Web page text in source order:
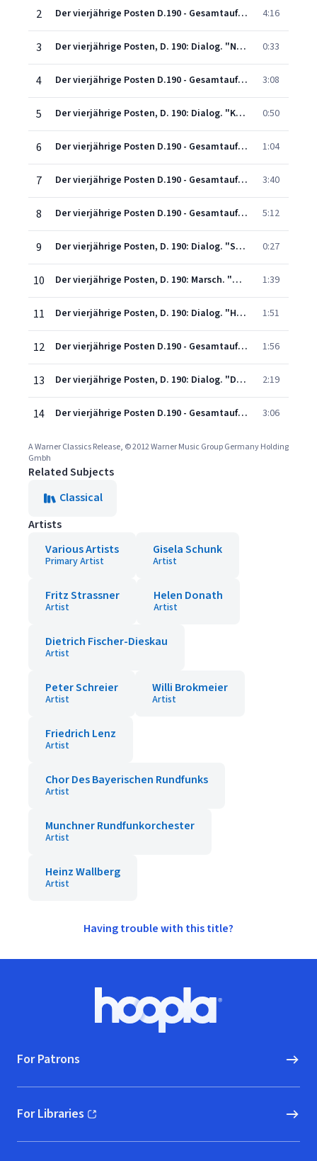
2 Der vierjährige Posten D.190 - Gesamtaufnahme (1996 - Remaster): Nr.1 Heiter strahlt der neue Morgen (Käthchen-Duval-Walther-Chor) 4:16
3 Der vierjährige Posten, D. 190: Dialog. "Nun sind es vier Jahre schon" (Käthchen, Duval) 0:33
4 Der vierjährige Posten D.190 - Gesamtaufnahme (1996 - Remaster): Nr.2 Du guter Heinrich! Du süßes Kind (Käthchen-Duval) 3:08
5 Der vierjährige Posten, D. 190: Dialog. "Kinder, erschreckt nicht!" (Walther, Käthchen, Duval) 0:50
6 Der vierjährige Posten D.190 - Gesamtaufnahme (1996 - Remaster): Nr.3 Mag dich die Hoffnung nicht betrügen (Käthchen-Duval-Walther) 1:04
7 Der vierjährige Posten D.190 - Gesamtaufnahme (1996 - Remaster): Nr.4 Freund, eilet euch zu retten! (Käthchen-Duval-Veit-Walther) 3:40
8 Der vierjährige Posten D.190 - Gesamtaufnahme (1996 - Remaster): Nr.5 Gott! Gott! Höre meine Stimme (Käthchen) 5:12
9 Der vierjährige Posten, D. 190: Dialog. "Sieh', liebes Weib" (Duval, Käthchen) 0:27
10 Der vierjährige Posten, D. 190: Marsch. "Horch, sie kommen!" - Soldatenchor. "Lustig in den Kampf" (Duval, Käthchen, Chorus) 1:39
11 Der vierjährige Posten, D. 190: Dialog. "Halt! Hier ist das Nachtquartier" (Hauptmann, Soldaten, Duval) 1:51
12 Der vierjährige Posten D.190 - Gesamtaufnahme (1996 - Remaster): Nr.7 Um Gotteswillen, er ist verloren! (Käthchen-Hauptmann-Duval-Walther-Veit-Chor) 1:56
13 Der vierjährige Posten, D. 190: Dialog. "Der General!" (Duval, Käthchen, Walther, Veit, Hauptmann, General, Soldaten) 2:19
14 Der vierjährige Posten D.190 - Gesamtaufnahme (1996 - Remaster): Nr.8 Schöne Stunde, die uns blendet! (Käthchen-Alt-Duval-Veit-Walther-Chor) 3:06
A Warner Classics Release, © 2012 Warner Music Group Germany Holding
Gmbh
Related Subjects
Classical
Artists
Various Artists
Primary Artist
Gisela Schunk
Artist
Fritz Strassner
Artist
Helen Donath
Artist
Dietrich Fischer-Dieskau
Artist
Peter Schreier
Artist
Willi Brokmeier
Artist
Friedrich Lenz
Artist
Chor Des Bayerischen Rundfunks
Artist
Munchner Rundfunkorchester
Artist
Heinz Wallberg
Artist
Having trouble with this title?
Hoopla logo, Go to homepage
For Patrons
For Libraries
(opens in new window)